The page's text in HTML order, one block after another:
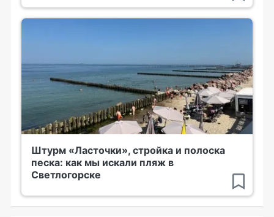
Штурм «Ласточки», стройка и полоска
песка: как мы искали пляж в
Светлогорске